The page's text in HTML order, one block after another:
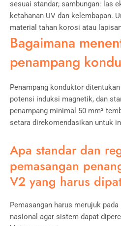
sesuai standar; sambungan: las
ketahanan UV dan kelembapan.
material tahan korosi atau
Bagaimana
penampang
Penampang konduktor
potensi induksi magnetik, dan
penampang minimal 50 mm²
setara direkomendasikan untuk
Apa standar dan
pemasangan
V2 yang harus
Pemasangan harus merujuk
nasional agar sistem dapat